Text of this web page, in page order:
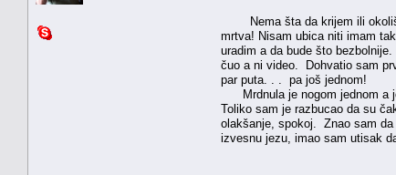
Nema šta da krijem ili
mrtva! Nisam ubica niti imam
uradim a da bude što
čuo a ni video. Dohvatio sam
par puta. . . pa još jednom!
Mrdnula je nogom jednom a
Toliko sam je razbucao da su
olakšanje, spokoj. Znao sam
izvesnu jezu, imao sam utisak